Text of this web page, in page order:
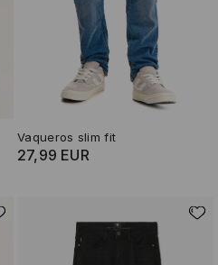
Vaqueros slim fit
27,99 EUR